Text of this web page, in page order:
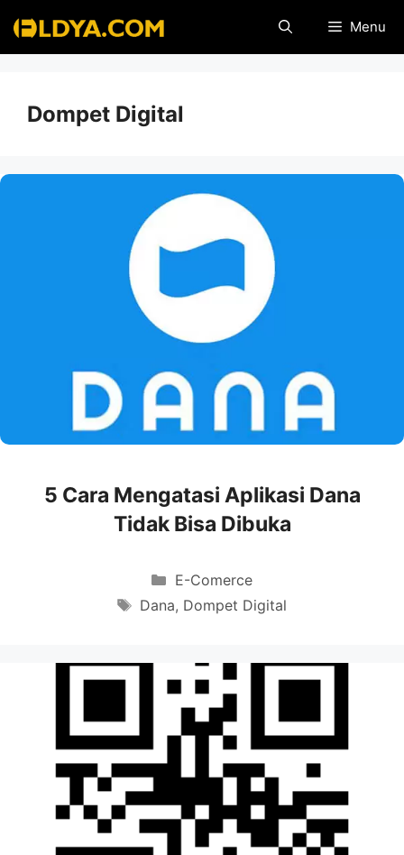
content
Menu
Dompet Digital
5 Cara Mengatasi Aplikasi Dana
Tidak Bisa Dibuka
Categories
E-Comerce
Tags
Dana, Dompet Digital